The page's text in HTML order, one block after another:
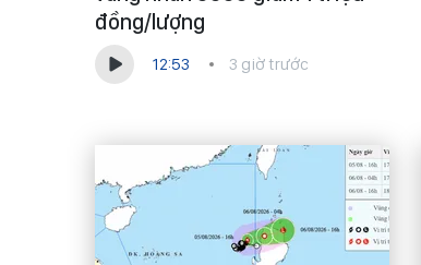
đồng/lượng
12:53 3 giờ trước